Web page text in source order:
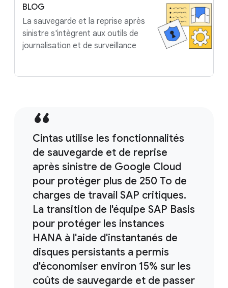
BLOG
La sauvegarde et la reprise après
sinistre s'intègrent aux outils de
journalisation et de surveillance
Cintas utilise les fonctionnalités
de sauvegarde et de reprise
après sinistre de Google Cloud
pour protéger plus de 250 To de
charges de travail SAP critiques.
La transition de l'équipe SAP Basis
pour protéger les instances
HANA à l'aide d'instantanés de
disques persistants a permis
d'économiser environ 15% sur les
coûts de sauvegarde et de passer